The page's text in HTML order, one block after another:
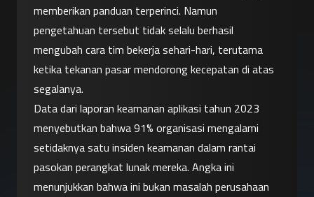
memberikan panduan terperinci. Namun
pengetahuan tersebut tidak selalu berhasil
mengubah cara tim bekerja sehari-hari, terutama
ketika tekanan pasar mendorong kecepatan di atas
segalanya.
Data dari laporan keamanan aplikasi tahun 2023
menyebutkan bahwa 91% organisasi mengalami
setidaknya satu insiden keamanan dalam rantai
pasokan perangkat lunak mereka. Angka ini
menunjukkan bahwa ini bukan masalah perusahaan